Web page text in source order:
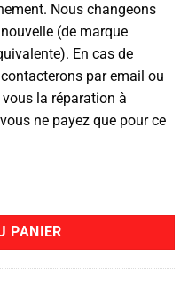
Nous changeons
(de marque
En cas de
par email ou
la réparation à
ne payez que pour ce
PANIER